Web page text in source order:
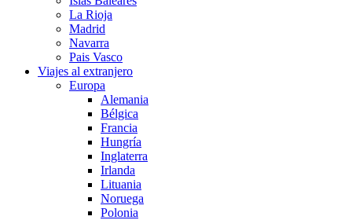
La Rioja
Madrid
Navarra
Pais Vasco
Viajes al extranjero
Europa
Alemania
Bélgica
Francia
Hungría
Inglaterra
Irlanda
Lituania
Noruega
Polonia